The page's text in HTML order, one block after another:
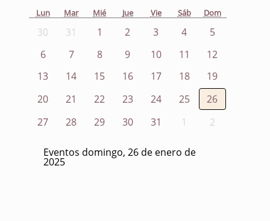
Lun Mar Mié Jue Vie Sáb Dom
30 31 1 2 3 4
5
6
7 8 9 10 11
12
13
14 15 16 17 18
19
20
21 22 23 24 25
26
27
28 29 30 31 1 2
Eventos domingo, 26 de enero de
2025